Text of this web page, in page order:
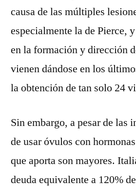
causa de las múltiples
especialmente la de Pierce,
en la formación y dirección
vienen dándose en los
la obtención de tan solo 24
Sin embargo, a pesar de las
de usar óvulos con
que aporta son mayores.
deuda equivalente a 120%